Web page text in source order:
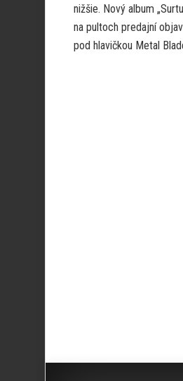
nižšie. Nový album
na pultoch predajní
pod hlavičkou Metal